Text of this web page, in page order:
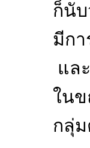
ก็นั
มีกา
แล
ใน
กลุ่